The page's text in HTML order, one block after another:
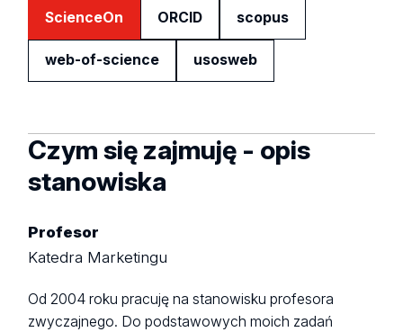
ScienceOn ORCID scopus
web-of-science usosweb
Czym się zajmuję - opis
stanowiska
Profesor
Katedra Marketingu
Od 2004 roku pracuję na stanowisku profesora
zwyczajnego. Do podstawowych moich zadań